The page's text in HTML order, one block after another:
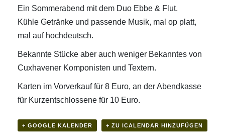
Ein Sommerabend mit dem Duo Ebbe & Flut.
Kühle Getränke und passende Musik, mal op platt,
mal auf hochdeutsch.
Bekannte Stücke aber auch weniger Bekanntes von
Cuxhavener Komponisten und Textern.
Karten im Vorverkauf für 8 Euro, an der Abendkasse
für Kurzentschlossene für 10 Euro.
+ GOOGLE KALENDER + ZU ICALENDAR HINZUFÜGEN